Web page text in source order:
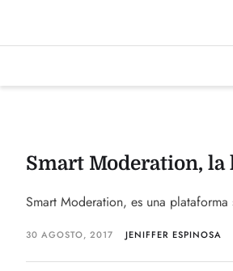
Smart Moderation,
Smart Moderation, es una
30 AGOSTO, 2017 JENIFFER ESPINOSA